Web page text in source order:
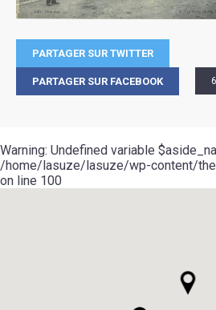
PARTAGER SUR TWITTER
PARTAGER SUR FACEBOOK
Warning: Undefined variable
/home/lasuze/lasuze/wp-content/
on line 100